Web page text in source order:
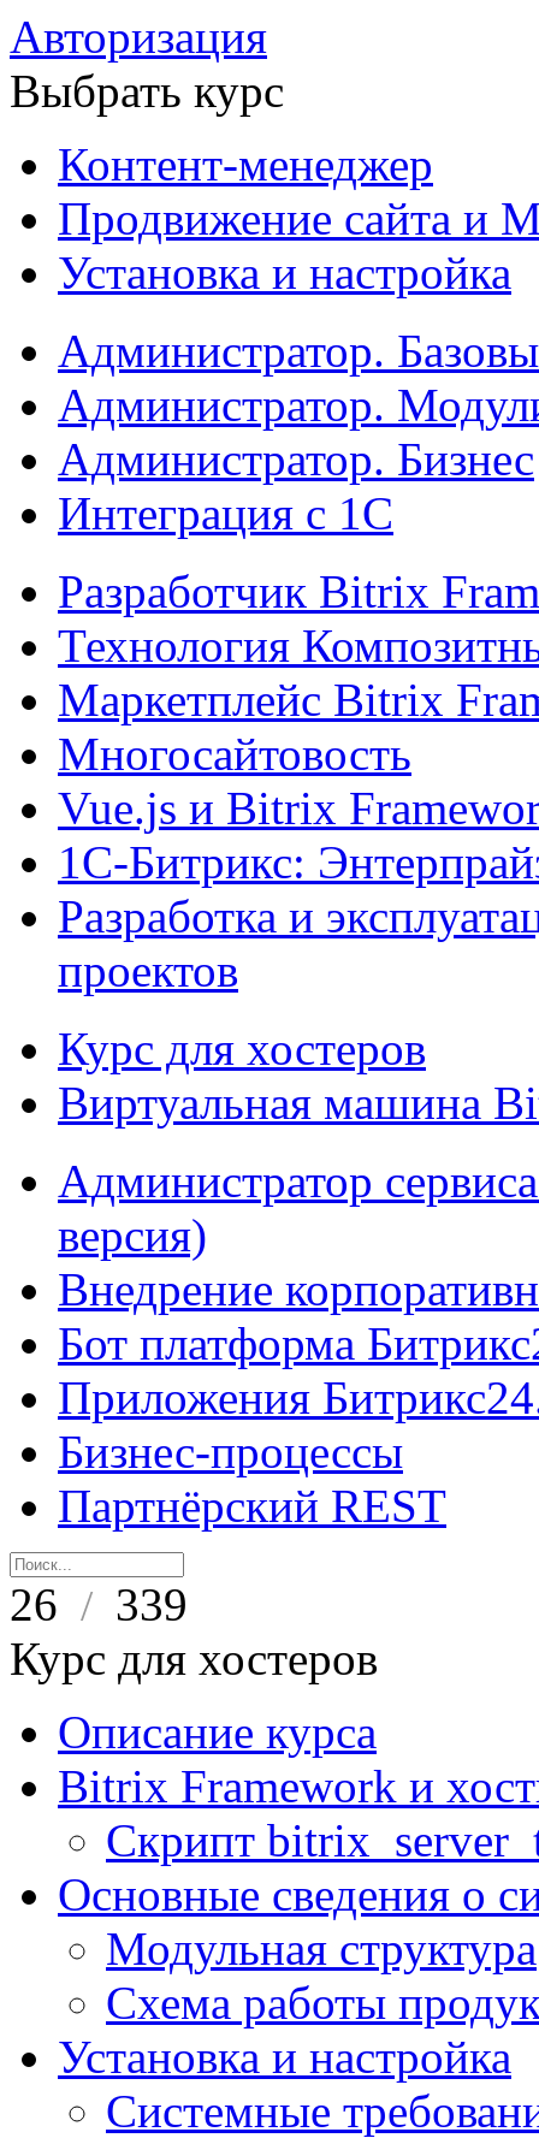
Авторизация
Выбрать курс
Контент-менеджер
Продвижение сайта и
Установка и настройка
Администратор.
Администратор.
Администратор. Бизнес
Интеграция с 1С
Разработчик Bitrix
Технология
Маркетплейс Bitrix
Многосайтовость
Vue.js и Bitrix
1С-Битрикс:
Разработка и
проектов
Курс для хостеров
Виртуальная машина
Администратор
версия)
Внедрение
Бот платформа
Приложения
Бизнес-процессы
Партнёрский REST
26 / 339
Курс для хостеров
Описание курса
Bitrix Framework и
Скрипт
Основные сведения о
Модульная структура
Схема работы
Установка и настройка
Системные